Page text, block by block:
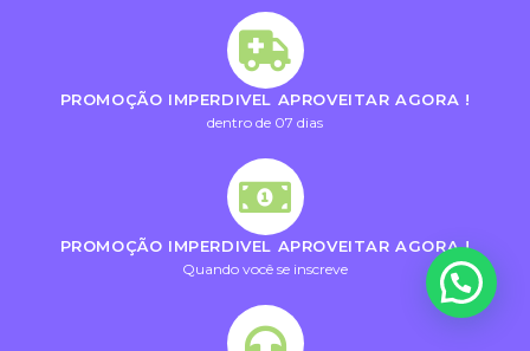
PROMOÇÃO IMPERDIVEL APROVEITAR AGORA !
dentro de 07 dias
PROMOÇÃO IMPERDIVEL APROVEITAR AGORA !
Quando você se inscreve